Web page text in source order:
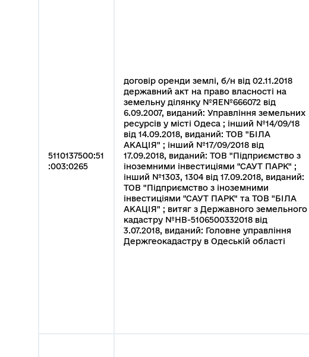
5110137500:51
:003:0265
договір оренди землі, б/н від 02.11.2018
державний акт на право власності на
земельну ділянку №ЯЕ№666072 від
6.09.2007, виданий: Управління земельних
ресурсів у місті Одеса ; інший №14/09/18
від 14.09.2018, виданий: ТОВ "БІЛА
АКАЦІЯ" ; інший №17/09/2018 від
17.09.2018, виданий: ТОВ "Підприємство з
іноземними інвестиціями "САУТ ПАРК" ;
інший №1303, 1304 від 17.09.2018, виданий:
ТОВ "Підприємство з іноземними
інвестиціями "САУТ ПАРК" та ТОВ "БІЛА
АКАЦІЯ" ; витяг з Державного земельного
кадастру №НВ-5106500332018 від
3.07.2018, виданий: Головне управління
Держгеокадастру в Одеській області